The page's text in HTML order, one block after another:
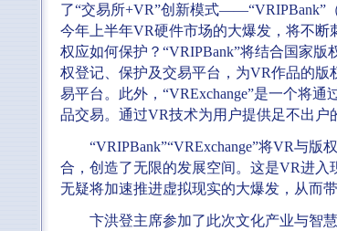
了“交易所+VR”创新模式——“VRIPBank”
今年上半年VR硬件市场的大爆发，将不
权应如何保护？“VRIPBank”将结合国家
权登记、保护及交易平台，为VR作品的
易平台。此外，“VRExchange”是一个将
品交易。通过VR技术为用户提供足不出户
“VRIPBank”“VRExchange”将VR与版
合，创造了无限的发展空间。这是VR进入
无疑将加速推进虚拟现实的大爆发，从而
卞洪登主席参加了此次文化产业与智慧